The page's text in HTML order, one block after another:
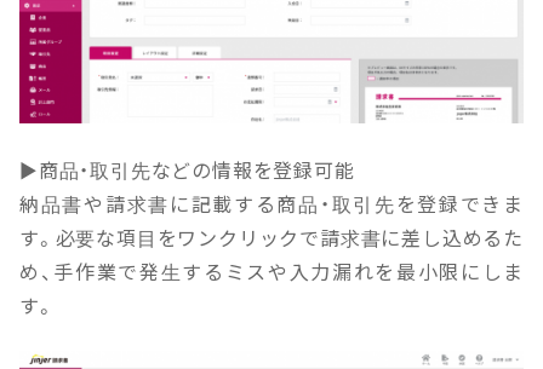
▶商品・取引先などの情報を登録可能
納品書や請求書に記載する商品・取引先を登録できま
す。必要な項目をワンクリックで請求書に差し込めるた
め、手作業で発生するミスや入力漏れを最小限にしま
す。